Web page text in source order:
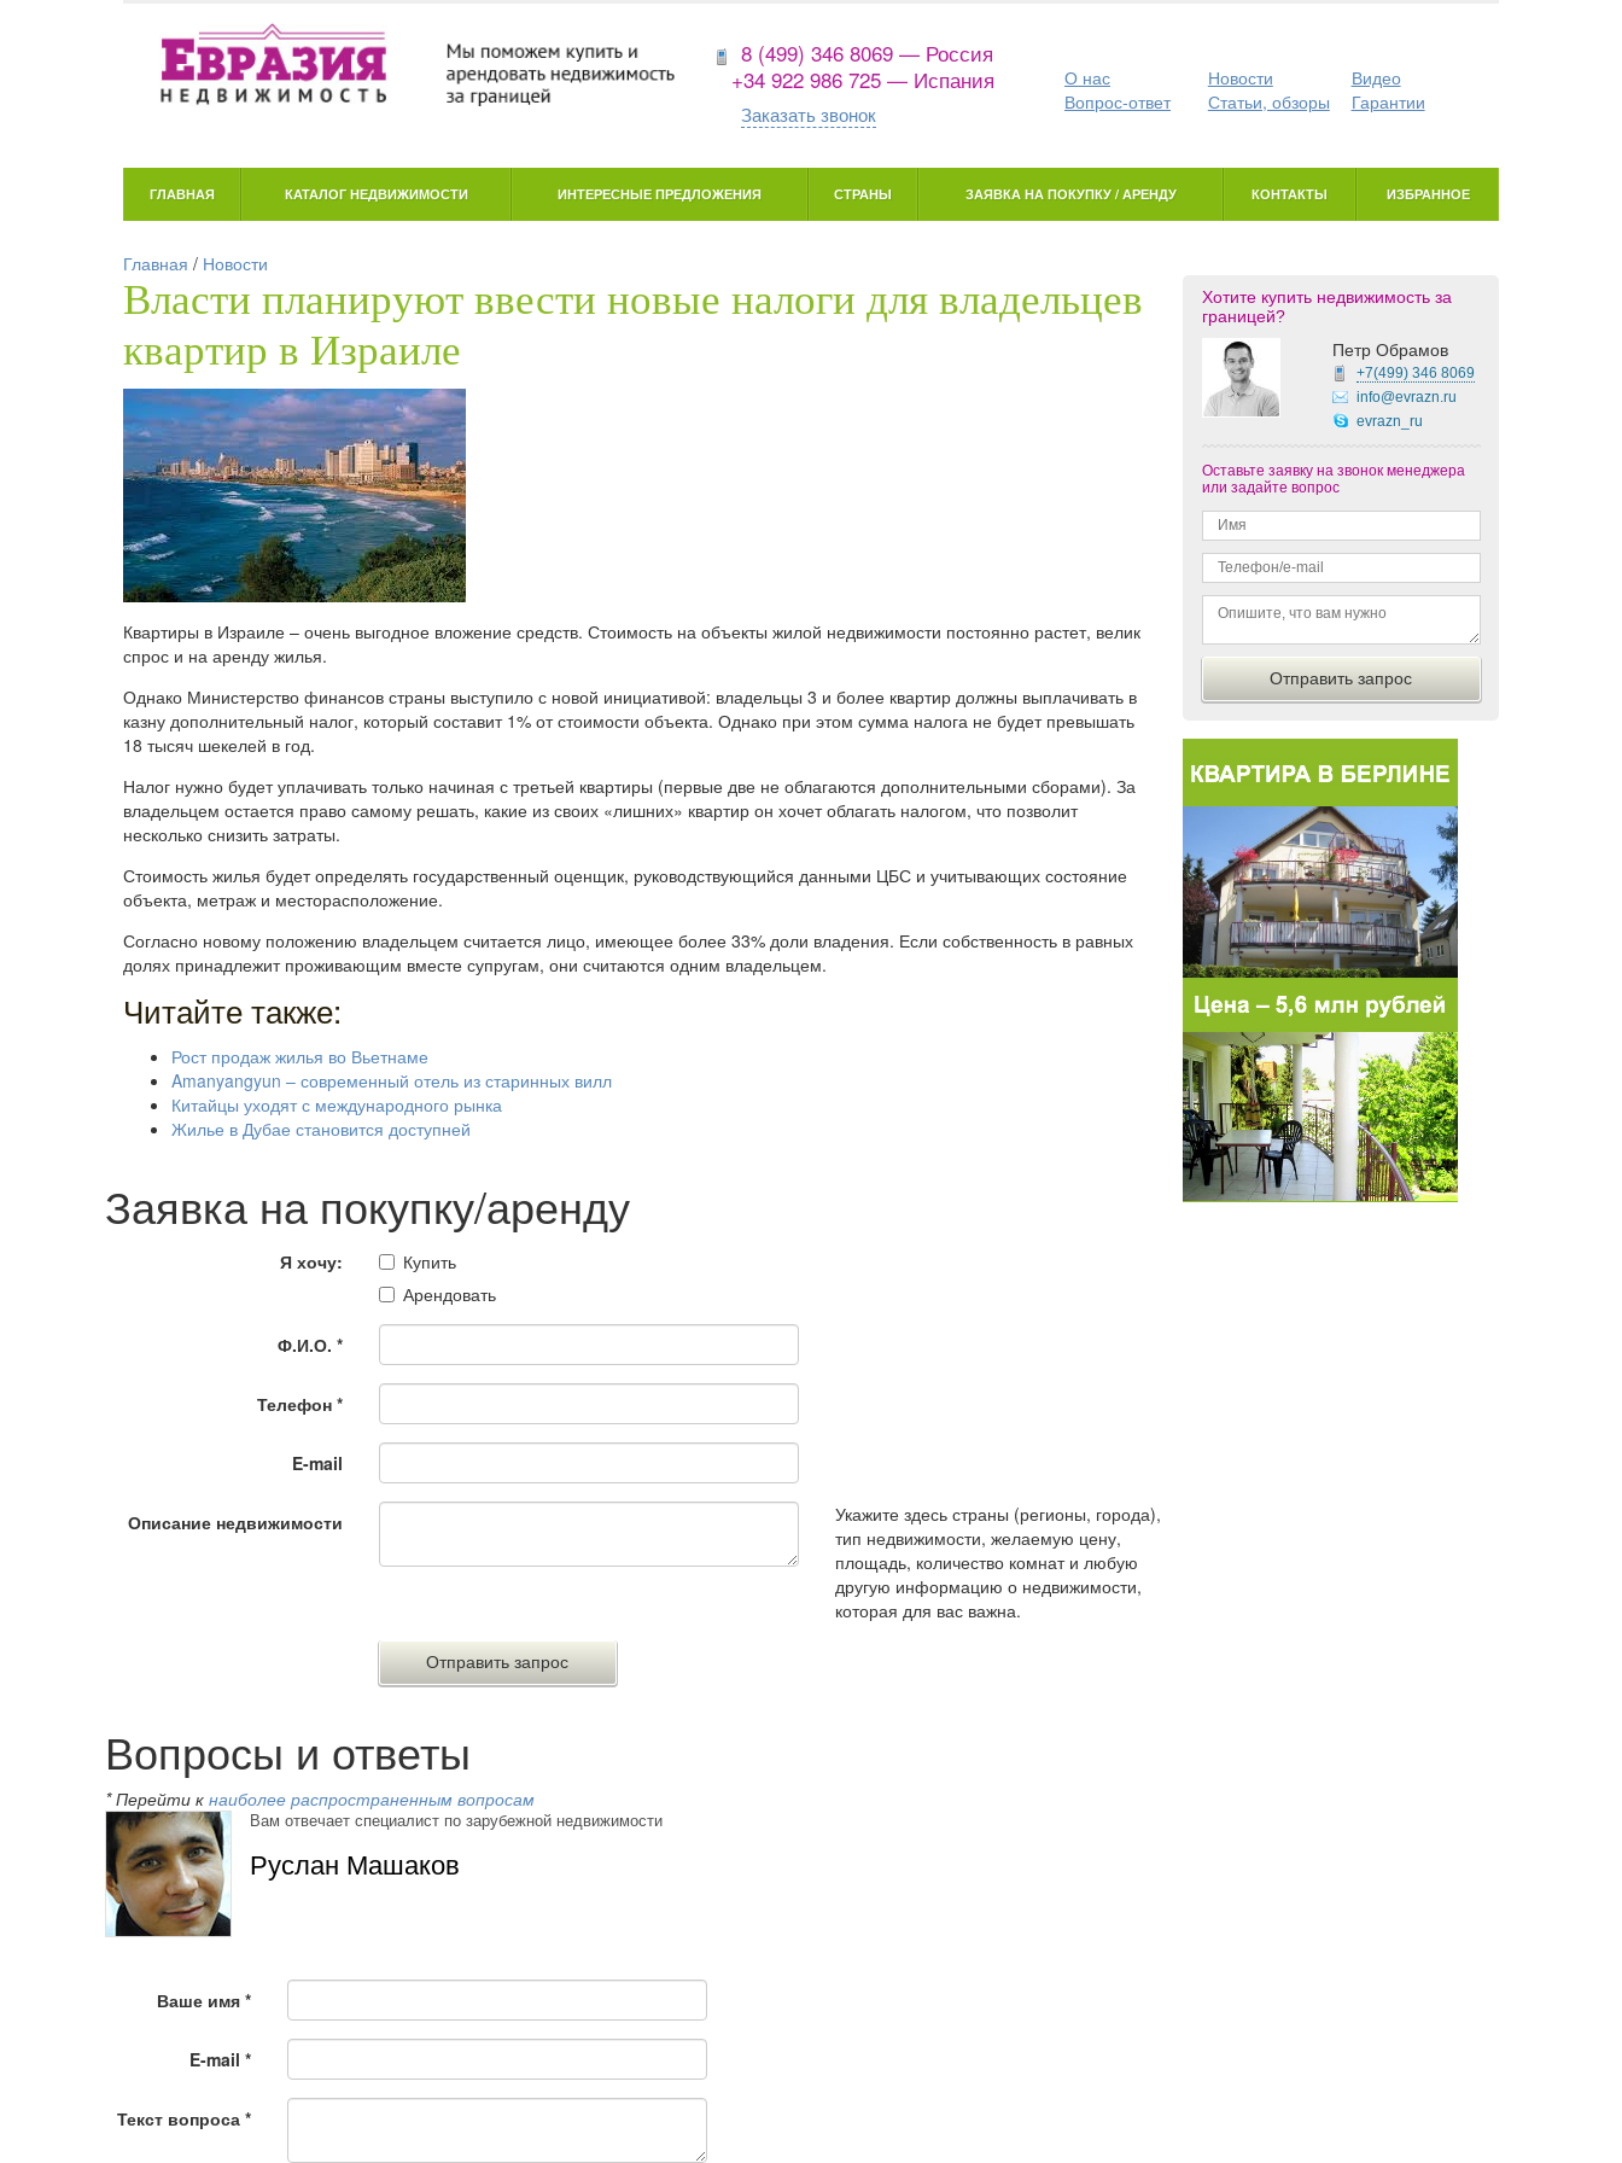
8 (499) 346 8069 — Россия
+34 922 986 725 — Испания
Заказать звонок
О нас Новости
Видео
Вопрос-ответ
Статьи, обзоры Гарантии
ГЛАВНАЯ КАТАЛОГ НЕДВИЖИМОСТИ ИНТЕРЕСНЫЕ ПРЕДЛОЖЕНИЯ СТРАНЫ ЗАЯВКА НА ПОКУПКУ / АРЕНДУ КОНТАКТЫ ИЗБРАННОЕ
Главная / Новости
Власти планируют ввести новые налоги для владельцев
квартир в Израиле
Квартиры в Израиле – очень выгодное вложение средств. Стоимость на объекты жилой недвижимости постоянно растет, велик
спрос и на аренду жилья.
Однако Министерство финансов страны выступило с новой инициативой: владельцы 3 и более квартир должны выплачивать в
казну дополнительный налог, который составит 1% от стоимости объекта. Однако при этом сумма налога не будет превышать
18 тысяч шекелей в год.
Налог нужно будет уплачивать только начиная с третьей квартиры (первые две не облагаются дополнительными сборами). За
владельцем остается право самому решать, какие из своих «лишних» квартир он хочет облагать налогом, что позволит
несколько снизить затраты.
Стоимость жилья будет определять государственный оценщик, руководствующийся данными ЦБС и учитывающих состояние
объекта, метраж и месторасположение.
Согласно новому положению владельцем считается лицо, имеющее более 33% доли владения. Если собственность в равных
долях принадлежит проживающим вместе супругам, они считаются одним владельцем.
Читайте также:
Рост продаж жилья во Вьетнаме
Amanyangyun – современный отель из старинных вилл
Китайцы уходят с международного рынка
Жилье в Дубае становится доступней
Заявка на покупку/аренду
Я хочу:
Купить
Арендовать
Ф.И.О. *
Телефон *
E-mail
Описание недвижимости
Укажите здесь страны (регионы, города),
тип недвижимости, желаемую цену,
площадь, количество комнат и любую
другую информацию о недвижимости,
которая для вас важна.
Вопросы и ответы
* Перейти к наиболее распространенным вопросам
Вам отвечает специалист по зарубежной недвижимости
Руслан Машаков
Ваше имя*
E-mail*
Текст вопроса*
Хотите купить недвижимость за
границей?
Петр Обрамов
+7(499)346 8069
info@evrazn.ru
evrazn_ru
Оставьте заявку на звонок менеджера
или задайте вопрос